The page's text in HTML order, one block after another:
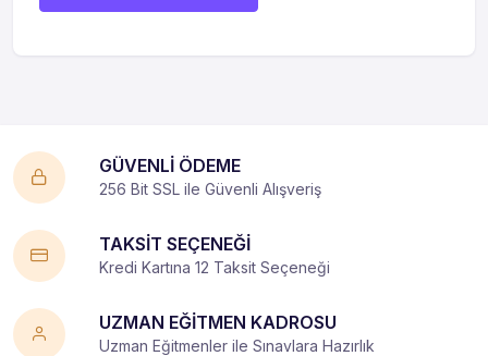
GÜVENLİ ÖDEME
256 Bit SSL ile Güvenli Alışveriş
TAKSİT SEÇENEĞİ
Kredi Kartına 12 Taksit Seçeneği
UZMAN EĞİTMEN KADROSU
Uzman Eğitmenler ile Sınavlara Hazırlık